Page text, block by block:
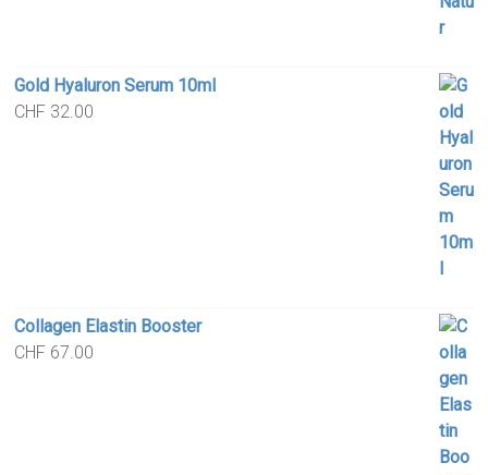
Gold Hyaluron Serum 10ml
CHF 32.00
Collagen Elastin Booster
CHF 67.00